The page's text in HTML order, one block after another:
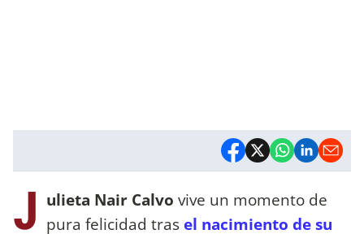
J ulieta Nair Calvo vive un momento de
pura felicidad tras el nacimiento de su